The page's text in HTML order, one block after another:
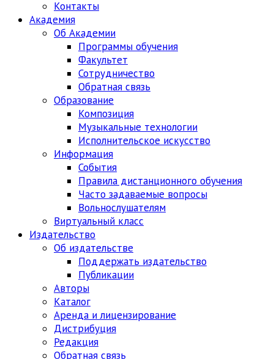
Контакты
Академия
Об Академии
Программы обучения
Факультет
Сотрудничество
Обратная связь
Образование
Композиция
Музыкальные технологии
Исполнительское искусство
Информация
События
Правила дистанционного обучения
Часто задаваемые вопросы
Вольнослушателям
Виртуальный класс
Издательство
Об издательстве
Поддержать издательство
Публикации
Авторы
Каталог
Аренда и лицензирование
Дистрибуция
Редакция
Обратная связь